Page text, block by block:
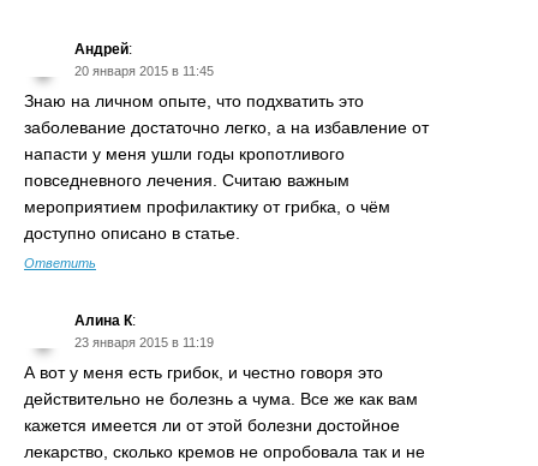
Андрей:
20 января 2015 в 11:45
Знаю на личном опыте, что подхватить это
заболевание достаточно легко, а на избавление от
напасти у меня ушли годы кропотливого
повседневного лечения. Считаю важным
мероприятием профилактику от грибка, о чём
доступно описано в статье.
Ответить
Алина К:
23 января 2015 в 11:19
А вот у меня есть грибок, и честно говоря это
действительно не болезнь а чума. Все же как вам
кажется имеется ли от этой болезни достойное
лекарство, сколько кремов не опробовала так и не